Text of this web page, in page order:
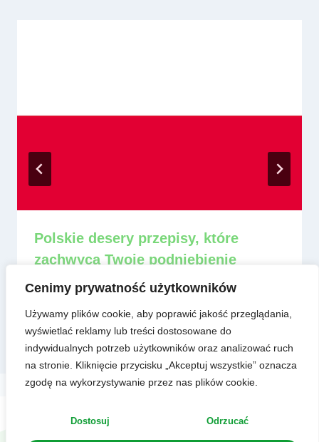
Cenimy prywatność użytkowników
Używamy plików cookie, aby poprawić jakość przeglądania,
wyświetlać reklamy lub treści dostosowane do
indywidualnych potrzeb użytkowników oraz analizować ruch
na stronie. Kliknięcie przycisku „Akceptuj wszystkie” oznacza
zgodę na wykorzystywanie przez nas plików cookie.
Dostosuj Odrzucać
Polskie desery przepisy, które
zachwycą Twoje podniebienie
Przez admin 8 czerwca, 2025